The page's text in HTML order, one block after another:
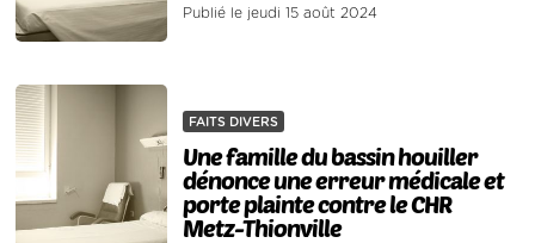
Publié le jeudi 15 août 2024
FAITS DIVERS
Une famille du bassin houiller
dénonce une erreur médicale et
porte plainte contre le CHR
Metz-Thionville